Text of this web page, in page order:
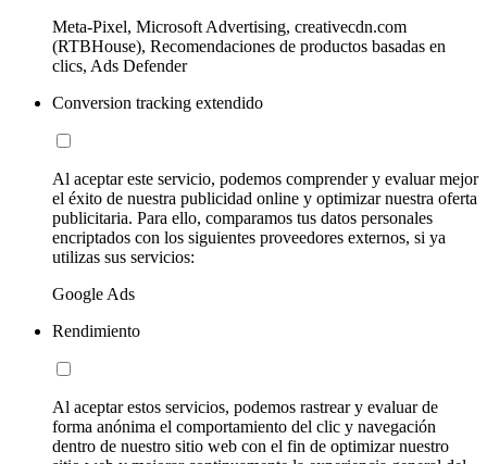
Meta-Pixel, Microsoft Advertising, creativecdn.com
(RTBHouse), Recomendaciones de productos basadas en
clics, Ads Defender
Conversion tracking extendido
Al aceptar este servicio, podemos comprender y evaluar mejor
el éxito de nuestra publicidad online y optimizar nuestra oferta
publicitaria. Para ello, comparamos tus datos personales
encriptados con los siguientes proveedores externos, si ya
utilizas sus servicios:
Google Ads
Rendimiento
Al aceptar estos servicios, podemos rastrear y evaluar de
forma anónima el comportamiento del clic y navegación
dentro de nuestro sitio web con el fin de optimizar nuestro